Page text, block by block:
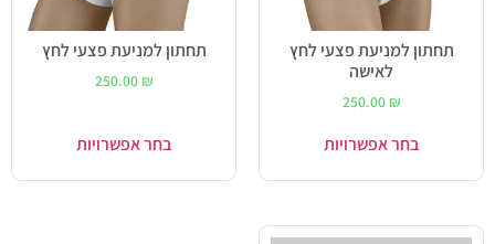
תחתון למניעת פצעי לחץ
לאישה
250.00 ₪
בחר אפשרויות
תחתון למניעת פצעי לחץ
250.00 ₪
בחר אפשרויות